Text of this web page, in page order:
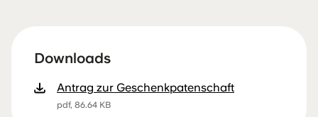
Downloads
Antrag zur Geschenkpatenschaft
pdf, 86.64 KB